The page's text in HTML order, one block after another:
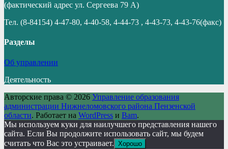
(фактический адрес ул. Сергеева 79 А)
Тел. (8-84154) 4-47-80, 4-40-58, 4-44-73 , 4-43-73, 4-43-76(факс)
Разделы
Об управлении
Деятельность
Авторские права © 2026 Управление образования
администрации Нижнеломовского района Пензенской
области. Работает на WordPress и Bam.
Мы используем куки для наилучшего представления нашего
сайта. Если Вы продолжите использовать сайт, мы будем
считать что Вас это устраивает. Хорошо